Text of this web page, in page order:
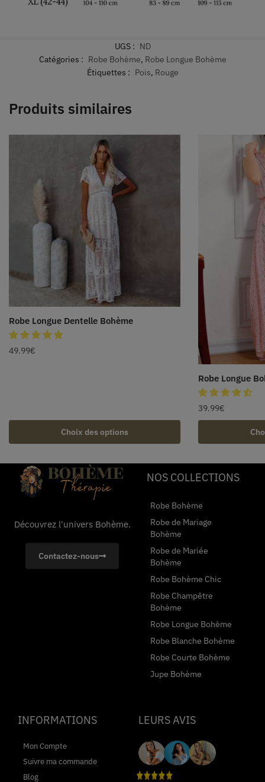
UGS : ND
Catégories : Robe Bohème, Robe Longue Bohème
Étiquettes : Pois, Rouge
Produits similaires
Robe Longue Dentelle Bohème
49.99€
Choix des options
Robe Longue
39.99€
Découvrez l'univers Bohème.
Contactez-nous
NOS COLLECTIONS
Robe Bohème
Robe de Mariage
Bohème
Robe de Mariée
Bohème
Robe Bohème Chic
Robe Champêtre
Bohème
Robe Longue Bohème
Robe Blanche Bohème
Robe Courte Bohème
Jupe Bohème
INFORMATIONS
Mon Compte
Suivre ma commande
Blog
LEURS AVIS